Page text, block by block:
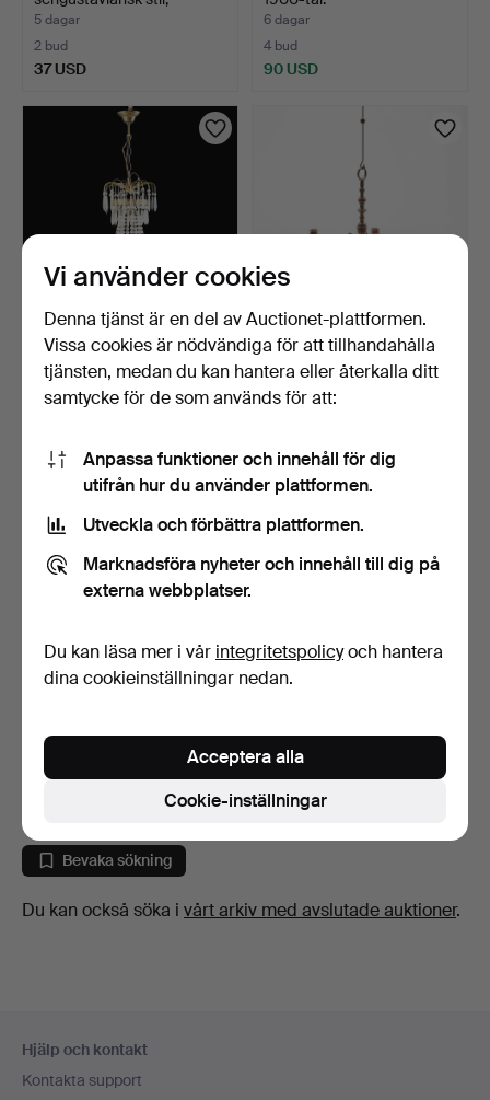
omkring år…
5 dagar
2 bud
37 USD
6 dagar
4 bud
90 USD
LJUSKRONA, gustaviansk
stil, 1900-talets a…
LJUSKRONA, Barockstil,
1900-talets första …
6 dagar
talets slut.
Värdering
Bevaka sökning
Du kan också söka i vårt arkiv med avslutade auktioner.
Hjälp och kontakt
Kontakta support
Vi använder cookies
Denna tjänst är en del av Auctionet-plattformen.
Vissa cookies är nödvändiga för att tillhandahålla
tjänsten, medan du kan hantera eller återkalla ditt
samtycke för de som används för att:
Anpassa funktioner och innehåll för dig
utifrån hur du använder plattformen.
Utveckla och förbättra plattformen.
Marknadsföra nyheter och innehåll till dig på
externa webbplatser.
Du kan läsa mer i vår integritetspolicyoch hantera
dina cookieinställningar nedan.
Cookie-inställningar
Acceptera alla